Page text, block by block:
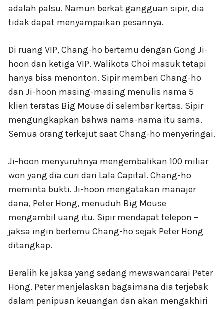
adalah palsu. Namun berkat gangguan sipir, dia
tidak dapat menyampaikan pesannya.
Di ruang VIP, Chang-ho bertemu dengan Gong Ji-
hoon dan ketiga VIP. Walikota Choi masuk tetapi
hanya bisa menonton. Sipir memberi Chang-ho
dan Ji-hoon masing-masing menulis nama 5
klien teratas Big Mouse di selembar kertas. Sipir
mengungkapkan bahwa nama-nama itu sama.
Semua orang terkejut saat Chang-ho menyeringai.
Ji-hoon menyuruhnya mengembalikan 100 miliar
won yang dia curi dari Lala Capital. Chang-ho
meminta bukti. Ji-hoon mengatakan manajer
dana, Peter Hong, menuduh Big Mouse
mengambil uang itu. Sipir mendapat telepon –
jaksa ingin bertemu Chang-ho sejak Peter Hong
ditangkap.
Beralih ke jaksa yang sedang mewawancarai Peter
Hong. Peter menjelaskan bagaimana dia terjebak
dalam penipuan keuangan dan akan mengakhiri